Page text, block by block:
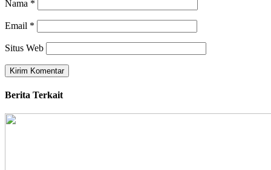
Nama *
Email *
Situs Web
Berita Terkait